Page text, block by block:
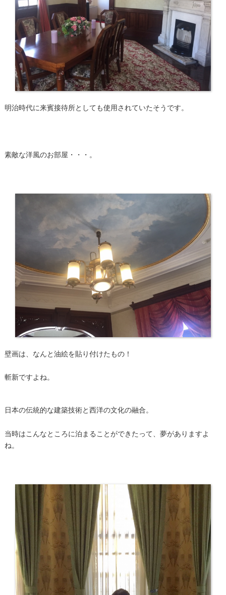
明治時代に来賓接待所としても使用されていたそうです。
素敵な洋風のお部屋・・・。
壁画は、なんと油絵を貼り付けたもの！
斬新ですよね。
日本の伝統的な建築技術と西洋の文化の融合。
当時はこんなところに泊まることができたって、夢がありますよ
ね。